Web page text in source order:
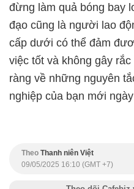
đừng làm quả bóng bay
đạo cũng là người lao
cấp dưới có thể đảm
việc tốt và không gây
ràng về những nguyên
nghiệp của bạn mới
Theo Thanh niên Việt
09/05/2025 16:10 (GMT +7)